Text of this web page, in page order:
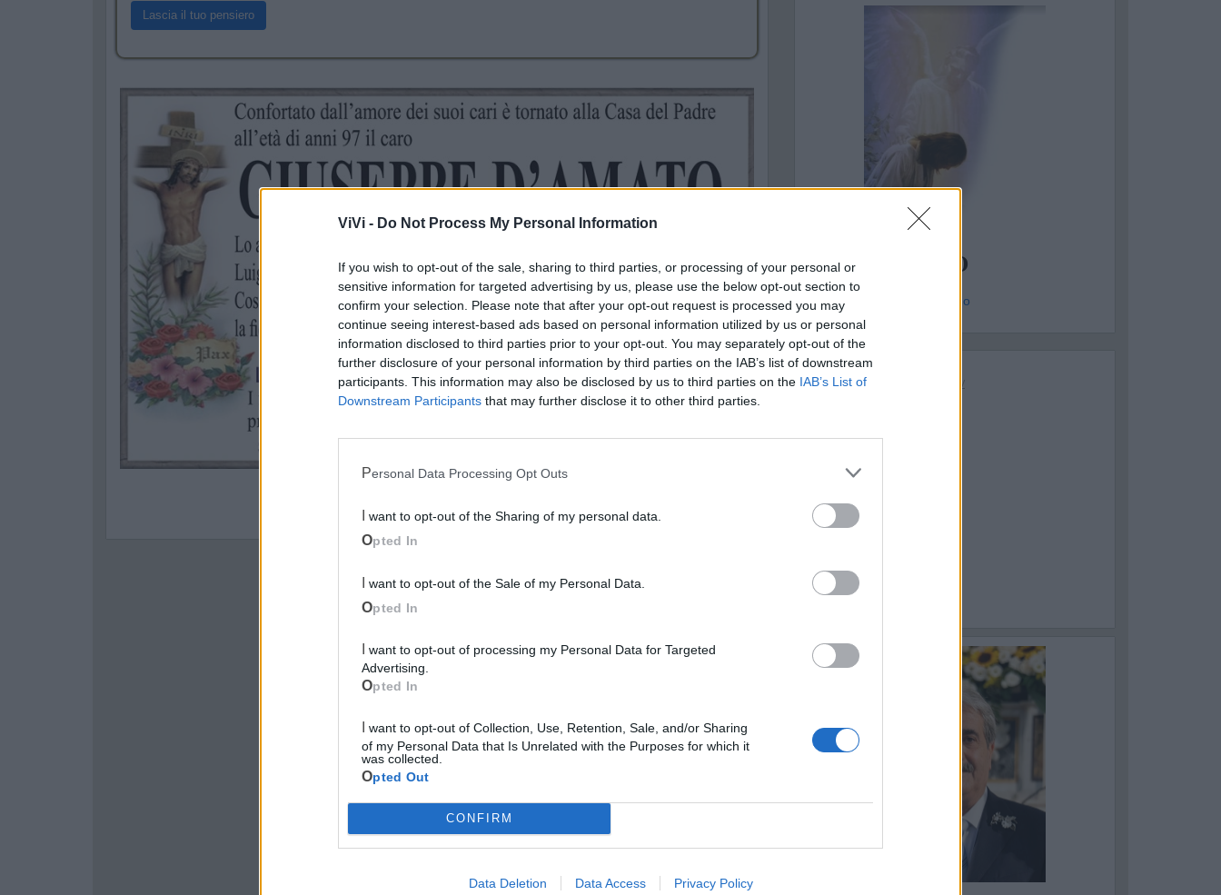
ViVi - Do Not Process My Personal Information
If you wish to opt-out of the sale, sharing to third parties, or processing of your personal or
sensitive information for targeted advertising by us, please use the below opt-out section to
confirm your selection. Please note that after your opt-out request is processed you may
continue seeing interest-based ads based on personal information utilized by us or personal
information disclosed to third parties prior to your opt-out. You may separately opt-out of the
further disclosure of your personal information by third parties on the IAB’s list of downstream
participants. This information may also be disclosed by us to third parties on the IAB’s List of
Downstream Participants that may further disclose it to other third parties.
Personal Data Processing Opt Outs
I want to opt-out of the Sharing of my personal data.
Opted In
I want to opt-out of the Sale of my Personal Data.
Opted In
Advertising.
Opted In
of my Personal Data that Is Unrelated with the Purposes for which it
was collected.
Opted Out
CONFIRM
Data Deletion Data Access Privacy Policy
Lascia il tuo pensiero
CINZIA TRENTO
Agenzia Enea - sab 6 giugno